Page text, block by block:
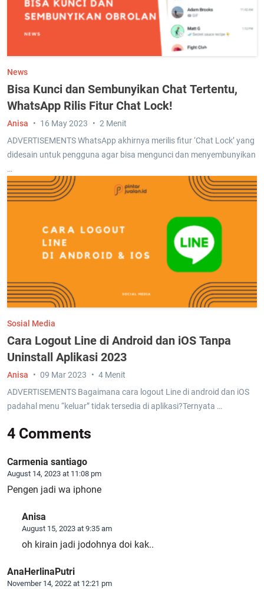
News
Bisa Kunci dan Sembunyikan Chat Tertentu,
WhatsApp Rilis Fitur Chat Lock!
ADVERTISEMENTS WhatsApp akhirnya merilis fitur ‘Chat Lock’ yang
didesain untuk pengguna agar bisa mengunci dan menyembunyikan
…
Anisa 16 May 2023 2 Menit
Sosial Media
Cara Logout Line di Android dan iOS Tanpa
Uninstall Aplikasi 2023
ADVERTISEMENTS Bagaimana cara logout Line di android dan iOS
padahal menu “keluar” tidak tersedia di aplikasi?Ternyata …
Anisa 09 Mar 2023 4 Menit
4 Comments
Carmenia santiago
August 14, 2023 at 11:08 pm
Pengen jadi wa iphone
Anisa
August 15, 2023 at 9:35 am
oh kirain jadi jodohnya doi kak..
AnaHerlinaPutri
November 14, 2022 at 12:21 pm